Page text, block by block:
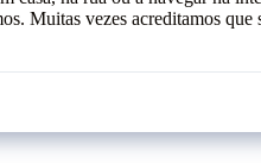
Muitas vezes acreditamos que